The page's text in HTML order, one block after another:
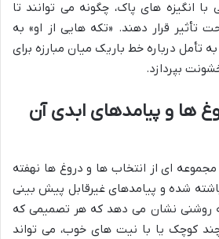
انگیزه های پاک، چگونه می توانند تا
تأثیر قرار دهند. «تکه هایی از او» به
تأمل درباره خط باریک میان مبارزه برای
بپردازد.
ها و پیامدهای ابدی آن
مجموعه ای از انتخاب ها و دروغ ها نهفته
شده و پیامدهای غیرقابل پیش بینی
روشنی نشان می دهد که هر تصمیمی که
کوچک یا با نیت های خوب، می تواند